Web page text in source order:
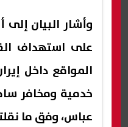
وأشار البيان
على استهداف
المواقع داخل
خدمية ومخافر
عباس، وفق ما